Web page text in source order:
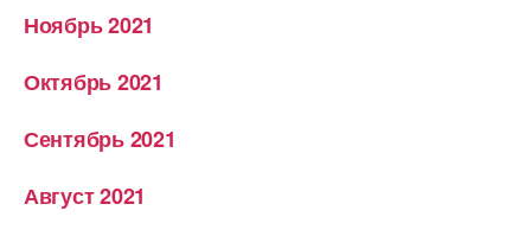
Ноябрь 2021
Октябрь 2021
Сентябрь 2021
Август 2021